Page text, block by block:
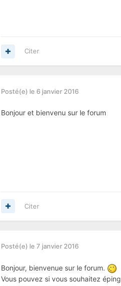
Citer
Posté(e) le 6 janvier 2016
Bonjour et bienvenu sur le forum
Citer
Posté(e) le 7 janvier 2016
Bonjour, bienvenue sur le forum.
Vous pouvez si vous souhaitez